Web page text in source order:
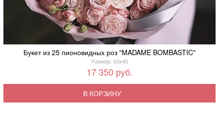
Букет из 25 пионовидных роз "MADAME BOMBASTIC"
Размер: 60x45
17 350 руб.
В КОРЗИНУ